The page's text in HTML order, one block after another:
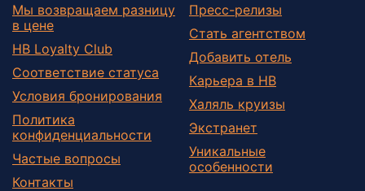
Мы возвращаем разницу
в цене
HB Loyalty Club
Соответствие статуса
Условия бронирования
Политика
конфиденциальности
Частые вопросы
Контакты
Пресс-релизы
Стать агентством
Добавить отель
Карьера в HB
Халяль круизы
Экстранет
Уникальные
особенности